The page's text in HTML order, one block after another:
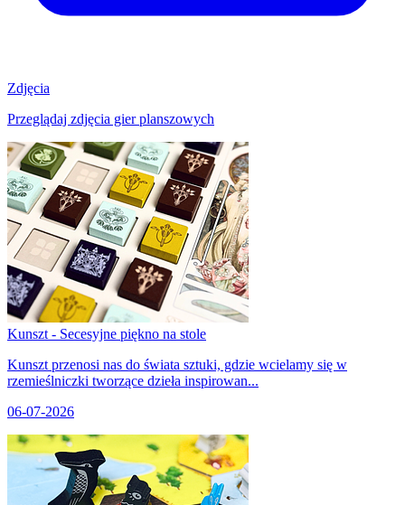
Zdjęcia
Przeglądaj zdjęcia gier planszowych
Kunszt - Secesyjne piękno na stole
Kunszt przenosi nas do świata sztuki, gdzie wcielamy się w
rzemieślniczki tworzące dzieła inspirowan...
06-07-2026